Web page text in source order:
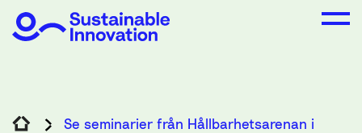
Se seminarier från Hållbarhetsarenan i